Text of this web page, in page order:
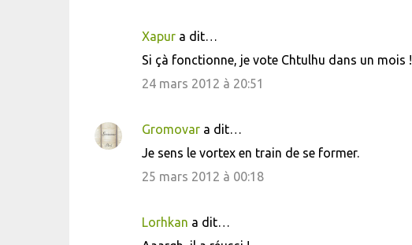
Xapura dit…
Si çà fonctionne, je vote Chtulhu dans un mois !
24 mars 2012 à 20:51
Gromovara dit…
Je sens le vortex en train de se former.
25 mars 2012 à 00:18
Lorhkan a dit…